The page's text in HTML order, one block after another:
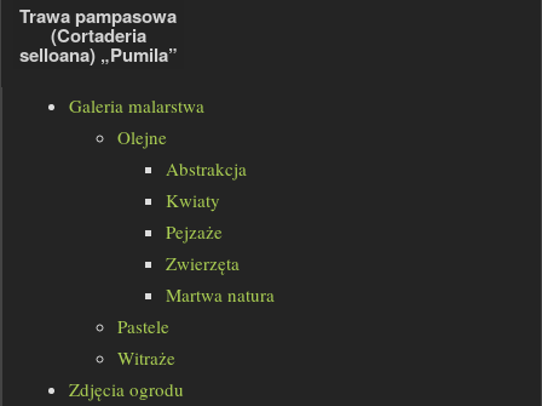
Trawa pampasowa
(Cortaderia
selloana) „Pumila”
Galeria malarstwa
Olejne
Abstrakcja
Kwiaty
Pejzaże
Zwierzęta
Martwa natura
Pastele
Witraże
Zdjęcia ogrodu